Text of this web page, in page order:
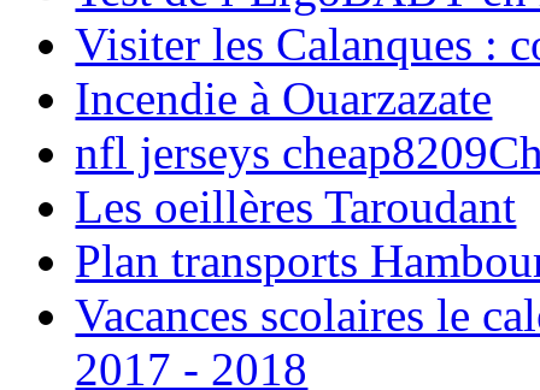
Visiter les Calanques :
Incendie à Ouarzazate
nfl jerseys
Les oeillères Taroudant
Plan transports
Vacances scolaires le
2017 - 2018